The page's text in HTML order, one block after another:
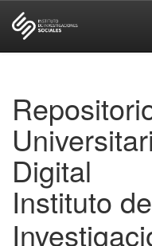
Digital
Instituto de